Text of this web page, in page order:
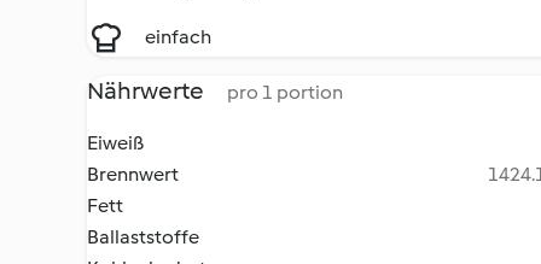
einfach
Nährwerte pro 1 portion
Eiweiß
Brennwert
Fett
Ballaststoffe